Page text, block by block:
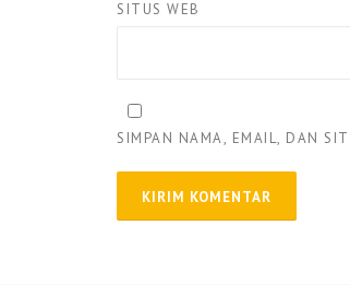
SITUS WEB
SIMPAN NAMA, EMAIL, DAN